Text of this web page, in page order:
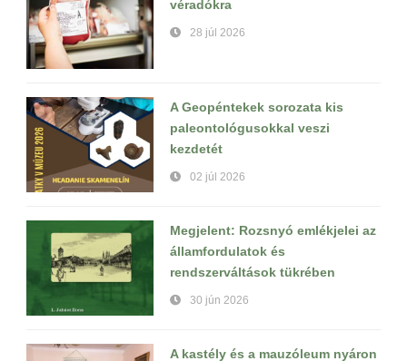
véradókra
28 júl 2026
A Geopéntekek sorozata kis
paleontológusokkal veszi
kezdetét
02 júl 2026
Megjelent: Rozsnyó emlékjelei az
államfordulatok és
rendszerváltások tükrében
30 jún 2026
A kastély és a mauzóleum nyáron